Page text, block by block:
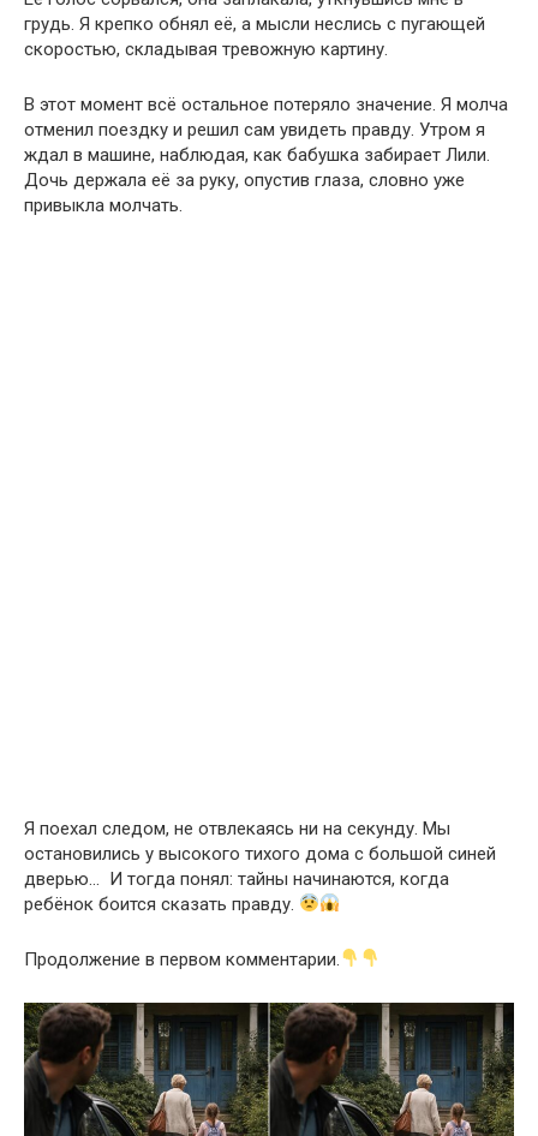
грудь. Я крепко обнял её, а мысли неслись с пугающей
скоростью, складывая тревожную картину.
В этот момент всё остальное потеряло значение. Я молча
отменил поездку и решил сам увидеть правду. Утром я
ждал в машине, наблюдая, как бабушка забирает Лили.
Дочь держала её за руку, опустив глаза, словно уже
привыкла молчать.
Я поехал следом, не отвлекаясь ни на секунду. Мы
остановились у высокого тихого дома с большой синей
дверью… И тогда понял: тайны начинаются, когда
ребёнок боится сказать правду.
Продолжение в первом комментарии.